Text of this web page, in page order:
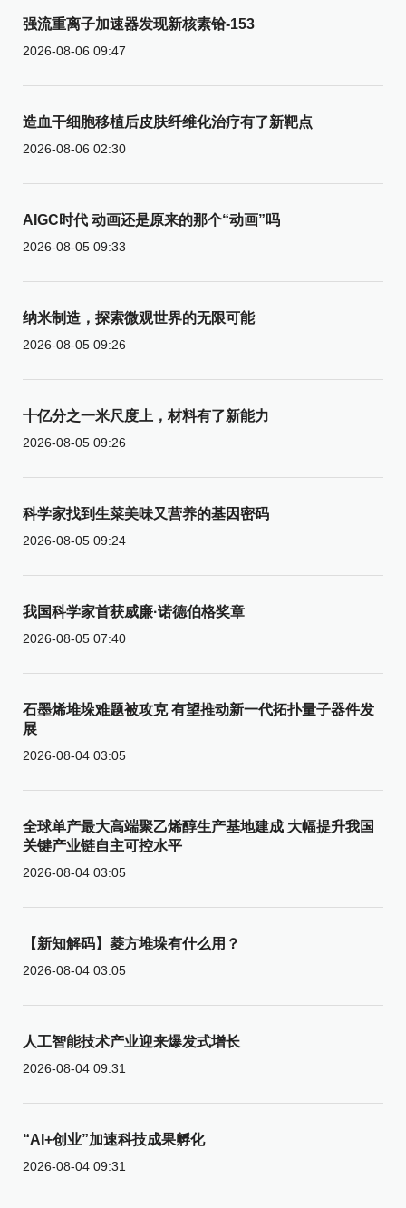
强流重离子加速器发现新核素铪-153
2026-08-06 09:47
造血干细胞移植后皮肤纤维化治疗有了新靶点
2026-08-06 02:30
AIGC时代 动画还是原来的那个“动画”吗
2026-08-05 09:33
纳米制造，探索微观世界的无限可能
2026-08-05 09:26
十亿分之一米尺度上，材料有了新能力
2026-08-05 09:26
科学家找到生菜美味又营养的基因密码
2026-08-05 09:24
我国科学家首获威廉·诺德伯格奖章
2026-08-05 07:40
石墨烯堆垛难题被攻克 有望推动新一代拓扑量子器件发
展
2026-08-04 03:05
全球单产最大高端聚乙烯醇生产基地建成 大幅提升我国
关键产业链自主可控水平
2026-08-04 03:05
【新知解码】菱方堆垛有什么用？
2026-08-04 03:05
人工智能技术产业迎来爆发式增长
2026-08-04 09:31
“AI+创业”加速科技成果孵化
2026-08-04 09:31